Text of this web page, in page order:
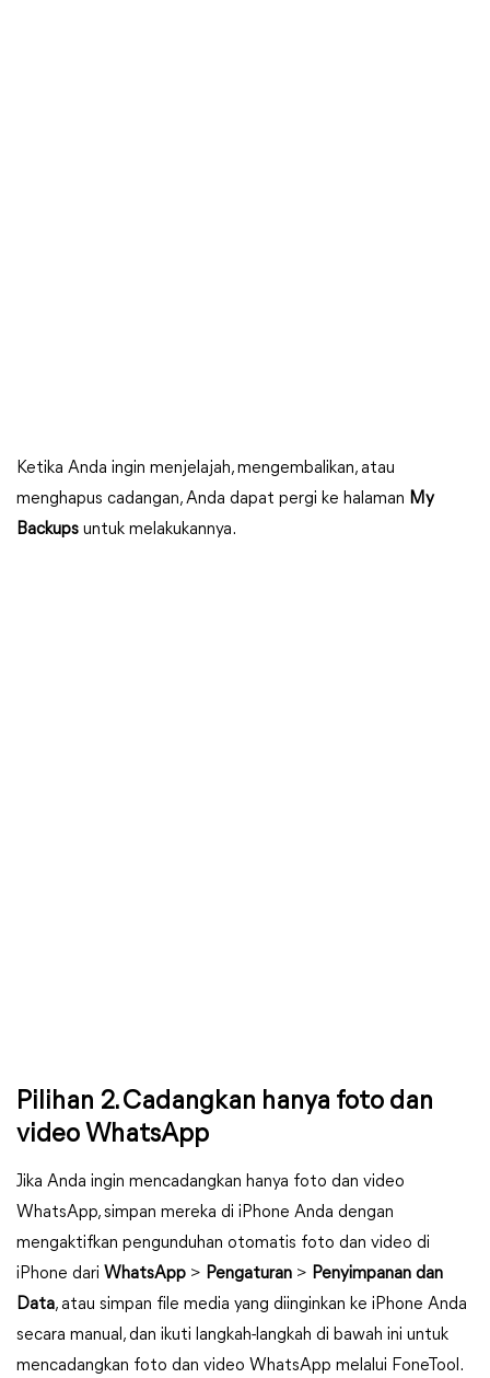
Ketika Anda ingin menjelajah, mengembalikan, atau
menghapus cadangan, Anda dapat pergi ke halaman My
Backups untuk melakukannya.
Pilihan 2. Cadangkan hanya foto dan
video WhatsApp
Jika Anda ingin mencadangkan hanya foto dan video
WhatsApp, simpan mereka di iPhone Anda dengan
mengaktifkan pengunduhan otomatis foto dan video di
iPhone dari WhatsApp > Pengaturan > Penyimpanan dan
Data, atau simpan file media yang diinginkan ke iPhone Anda
secara manual, dan ikuti langkah-langkah di bawah ini untuk
mencadangkan foto dan video WhatsApp melalui FoneTool.